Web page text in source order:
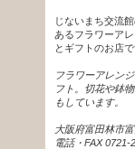
じないまち交流
あるフラワーア
とギフトのお店で
フラワーアレン
フト。切花や鉢
もしています。
大阪府富田林市
電話・FAX 0721-